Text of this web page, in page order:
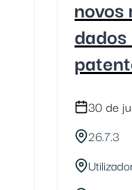
novos
30 de
26.7.3